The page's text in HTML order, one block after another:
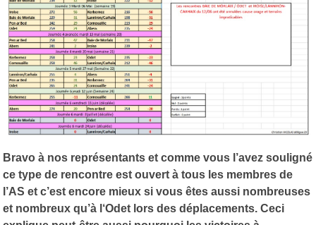
Bravo à nos représentants et comme vous l’avez souligné
ce type de rencontre est ouvert à tous les membres de
l’AS et c’est encore mieux si vous êtes aussi nombreuses
et nombreux qu’à l‘Odet lors des déplacements. Ceci